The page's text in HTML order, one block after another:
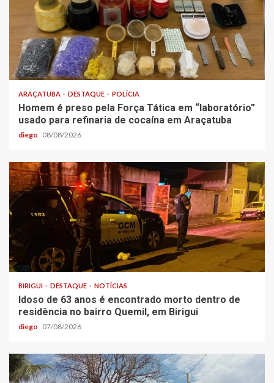
ARAÇATUBA DESTAQUE POLÍCIA
Homem é preso pela Força Tática em “laboratório”
usado para refinaria de cocaína em Araçatuba
diego 08/08/2026
BIRIGUI DESTAQUE NOTÍCIAS
Idoso de 63 anos é encontrado morto dentro de
residência no bairro Quemil, em Birigui
diego 07/08/2026